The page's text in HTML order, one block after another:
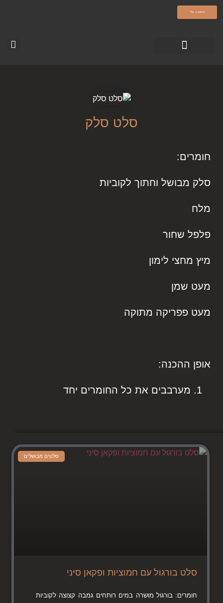
olamatokonline.com
החשבון שלי
סלט סלק
חומרים:
סלק מבושל וחתוך לקוביות
מלח
פלפל שחור
מיץ מחצי לימון
מעט שמן
מעט פפריקה מתוקה
אופן ההכנה:
מערבבים את כל החומרים יחד
סלטים מבושלים
סלט בורגול עם חמוציות ופקאן סיני
חומרים: בורגול מושרה במים רותחים גמבה קצוצה לקוביות